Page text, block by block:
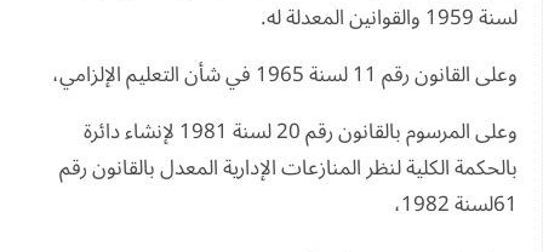
لسنة 1959 والقوانين المعدلة له.
وعلى القانون رقم 11 لسنة 1965 في شأن التعليم الإلزامي،
وعلى المرسوم بالقانون رقم 20 لسنة 1981 لإنشاء دائرة
بالحكمة الكلية لنظر المنازعات الإدارية المعدل بالقانون رقم
61لسنة 1982،